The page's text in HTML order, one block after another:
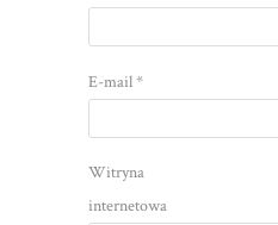
E-mail*
Witryna
internetowa